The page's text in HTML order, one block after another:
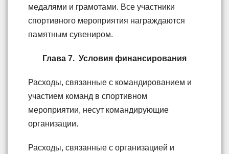
медалями и грамотами. Все участники
спортивного мероприятия награждаются
памятным сувениром.
Глава 7. Условия финансирования
Расходы, связанные с командированием и
участием команд в спортивном
мероприятии, несут командирующие
организации.
Расходы, связанные с организацией и